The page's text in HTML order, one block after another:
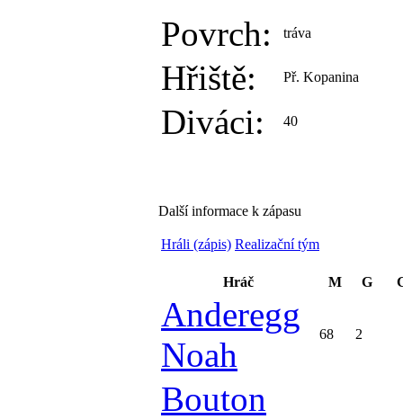
Povrch: tráva
Hřiště: Př. Kopanina
Diváci: 40
Další informace k zápasu
Hráli (zápis) Realizační tým
Hráč M G
Anderegg
Noah
68 2
Bouton